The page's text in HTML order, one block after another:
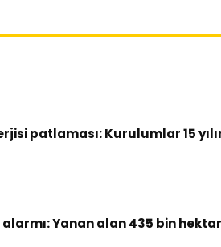
patlaması: Kurulumlar 15
Yanan alan 435 bin